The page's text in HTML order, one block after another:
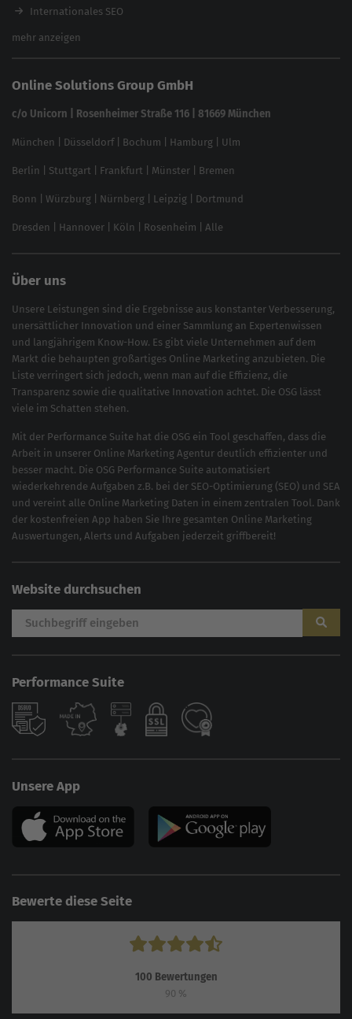
Brand Protection Tool
Website SEO Check
feed2content.ai
Internationales SEO
eCommerce SEO
In ChatGPT gefunden werden
Linkbuilding 2025
Local SEO
SEO für Online Shops
Brand Monitoring 2025
mehr anzeigen
Online Solutions Group GmbH
c/o Unicorn | Rosenheimer Straße 116 | 81669 München
München Düsseldorf| Bochum Hamburg Ulm
Berlin Stuttgart Frankfurt Münster Bremen
Bonn Würzburg Nürnberg Leipzig Dortmund
Dresden Hannover Köln Rosenheim Alle
Über uns
Unsere Leistungen sind die Ergebnisse aus konstanter Verbesserung,
unersättlicher Innovation und einer Sammlung an Expertenwissen
und langjährigem Know-How. Es gibt viele Unternehmen auf dem
Markt die behaupten großartiges Online Marketing anzubieten. Die
Liste verringert sich jedoch, wenn man auf die Effizienz, die
Transparenz sowie die qualitative Innovation achtet. Die OSG lässt
viele im Schatten stehen.
Mit der Performance Suite hat die OSG ein Tool geschaffen, dass die
Arbeit in unserer Online Marketing Agentur deutlich effizienter und
besser macht. Die OSG Performance Suite automatisiert
wiederkehrende Aufgaben z.B. bei der SEO-Optimierung (SEO) und SEA
und vereint alle Online Marketing Daten in einem zentralen Tool. Dank
der kostenfreien App haben Sie Ihre gesamten Online Marketing
Auswertungen, Alerts und Aufgaben jederzeit griffbereit!
Website durchsuchen
Performance Suite
Unsere App
Bewerte diese Seite
100 Bewertungen
90 %